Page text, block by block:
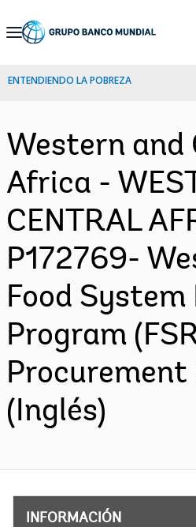
Skip
Navigation
ENTENDIENDO LA POBREZA
Western and
Africa -
CENTRAL
P172769-
Food System
Program
Procurement
(Inglés)
INFORMACIÓN